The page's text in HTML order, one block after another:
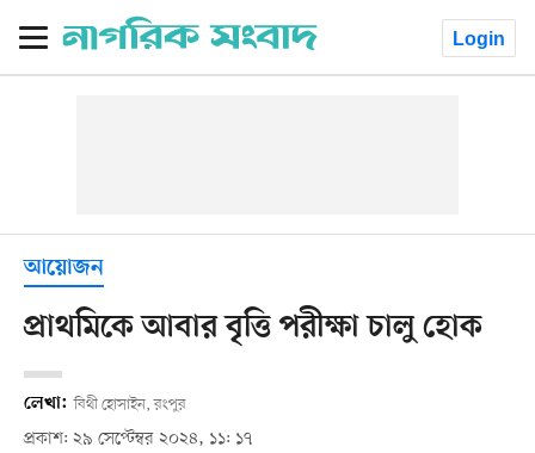
Login
আয়োজন
প্রাথমিকে আবার বৃত্তি পরীক্ষা চালু হোক
লেখা: বিথী হোসাইন, রংপুর
প্রকাশ: ২৯ সেপ্টেম্বর ২০২৪, ১১: ১৭